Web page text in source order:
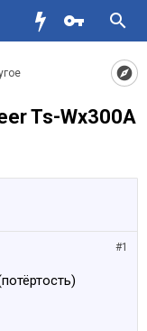
Ts-Wx300A
#1